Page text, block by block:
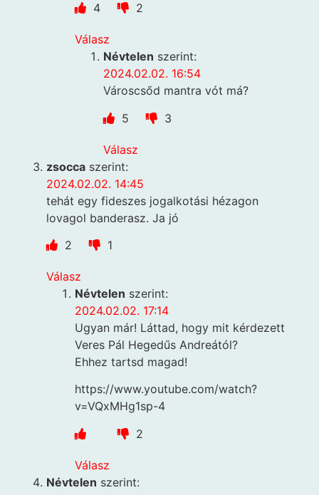
4
2
Válasz
Névtelen szerint:
2024.02.02. 16:54
Városcsőd mantra vót má?
5
3
Válasz
zsocca szerint:
2024.02.02. 14:45
tehát egy fideszes jogalkotási hézagon
lovagol banderasz. Ja jó
2
1
Válasz
Névtelen szerint:
2024.02.02. 17:14
Ugyan már! Láttad, hogy mit kérdezett
Veres Pál Hegedűs Andreától?
Ehhez tartsd magad!
https://www.youtube.com/watch?
v=VQxMHg1sp-4
2
Válasz
Névtelen szerint: